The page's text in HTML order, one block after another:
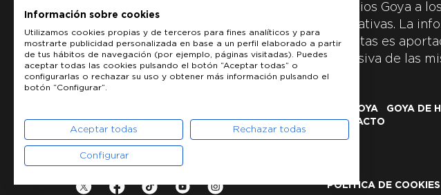
Premios Goya a
y creativas. La
inscritas es
exclusiva de las
LOS GOYA GOYA DE
CONTACTO
POLÍTICA DE COOKIES
Información sobre cookies
Utilizamos cookies propias y de terceros para fines analíticos y para
mostrarte publicidad personalizada en base a un perfil elaborado a partir
de tus hábitos de navegación (por ejemplo, páginas visitadas). Puedes
aceptar todas las cookies pulsando el botón “Aceptar todas” o
configurarlas o rechazar su uso y obtener más información pulsando el
botón “Configurar”.
Aceptar todas Rechazar todas
Configurar